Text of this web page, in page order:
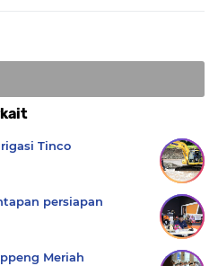
Tinco
persiapan
Meriah